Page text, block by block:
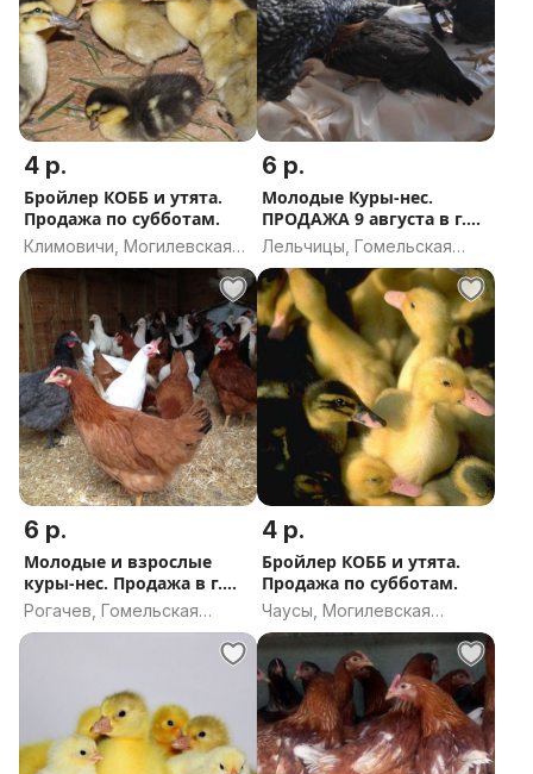
4 р.
Бройлер КОББ и утята.
Продажа по субботам.
Климовичи, Могилевская
область
6 р.
Молодые Куры-нес.
ПРОДАЖА 9 августа в г.
Лельчицы и деревн
Лельчицы, Гомельская
область
6 р.
Молодые и взрослые
куры-нес. Продажа в г.
Рогачев .
Рогачев, Гомельская
область
4 р.
Бройлер КОББ и утята.
Продажа по субботам.
Чаусы, Могилевская
область